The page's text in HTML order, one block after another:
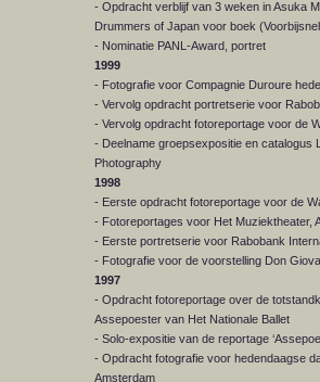
- Opdracht verblijf van 3 weken in Asuka
Drummers of Japan voor boek
- Nominatie PANL-Award, portret
1999
- Fotografie voor Compagnie Duroure
- Vervolg opdracht portretserie voor
- Vervolg opdracht fotoreportage voor de
- Deelname groepsexpositie en catalogus
Photography
1998
- Eerste opdracht fotoreportage voor de
- Fotoreportages voor Het Muziektheater,
- Eerste portretserie voor Rabobank
- Fotografie voor de voorstelling Don
1997
- Opdracht fotoreportage over de
Assepoester van Het Nationale Ballet
- Solo-expositie van de reportage
- Opdracht fotografie voor hedendaagse
Amsterdam